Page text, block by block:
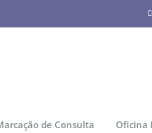
de Consulta Oficina